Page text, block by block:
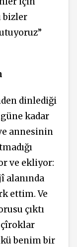
bizler
dinlediği
kadar
annesinin
ve ekliyor:
alanında
ettim. Ve
çıktı
çîroklar
benim bir